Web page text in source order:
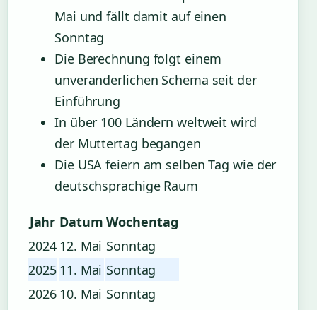
Mai und fällt damit auf einen
Sonntag
Die Berechnung folgt einem
unveränderlichen Schema seit der
Einführung
In über 100 Ländern weltweit wird
der Muttertag begangen
Die USA feiern am selben Tag wie der
deutschsprachige Raum
Jahr Datum Wochentag
2024 12. Mai Sonntag
2025 11. Mai Sonntag
2026 10. Mai Sonntag